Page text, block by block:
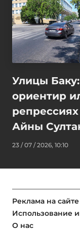
Улицы
ориентир
Айны
23 / 07 / 2026, 10:10
Реклама на сайте
Использование
О нас